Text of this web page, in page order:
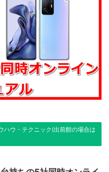
ハウ・テクニック(出前館の場合は